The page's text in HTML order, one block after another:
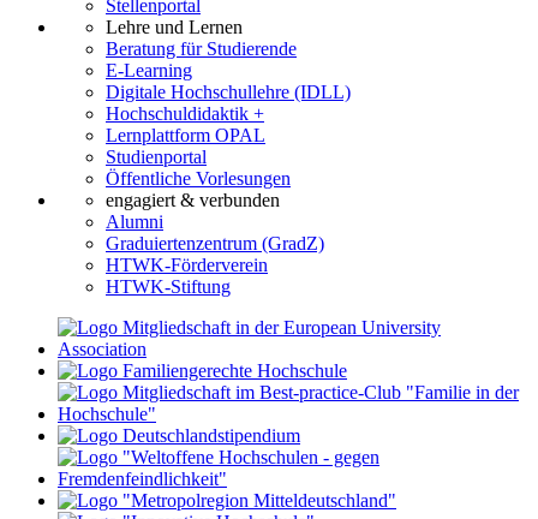
Stellenportal
Lehre und Lernen
Beratung für Studierende
E-Learning
Digitale Hochschullehre (IDLL)
Hochschuldidaktik +
Lernplattform OPAL
Studienportal
Öffentliche Vorlesungen
engagiert & verbunden
Alumni
Graduiertenzentrum (GradZ)
HTWK-Förderverein
HTWK-Stiftung